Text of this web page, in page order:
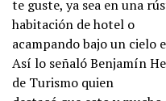
te guste, ya sea en una
habitación de hotel o
acampando bajo un cielo
Así lo señaló Benjamín
de Turismo quien